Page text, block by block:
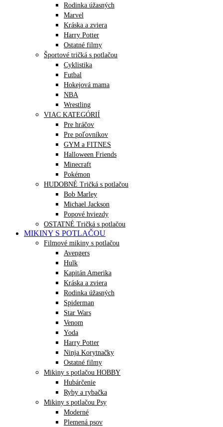
Rodinka úžasných
Marvel
Kráska a zviera
Harry Potter
Ostatné filmy
Športové tričká s potlačou
Cyklistika
Futbal
Hokejová mama
NBA
Wrestling
VIAC KATEGÓRIÍ
Pre hráčov
Pre poľovníkov
GYM a FITNES
Halloween Friends
Minecraft
Pokémon
HUDOBNÉ Tričká s potlačou
Bob Marley
Michael Jackson
Popové hviezdy
OSTATNÉ Tričká s potlačou
MIKINY S POTLAČOU
Filmové mikiny s potlačou
Avengers
Hulk
Kapitán Amerika
Kráska a zviera
Rodinka úžasných
Spiderman
Star Wars
Venom
Yoda
Harry Potter
Ninja Korytnačky
Ostatné filmy
Mikiny s potlačou HOBBY
Hubárčenie
Ryby a rybačka
Mikiny s potlačou Psy
Moderné
Plemená psov